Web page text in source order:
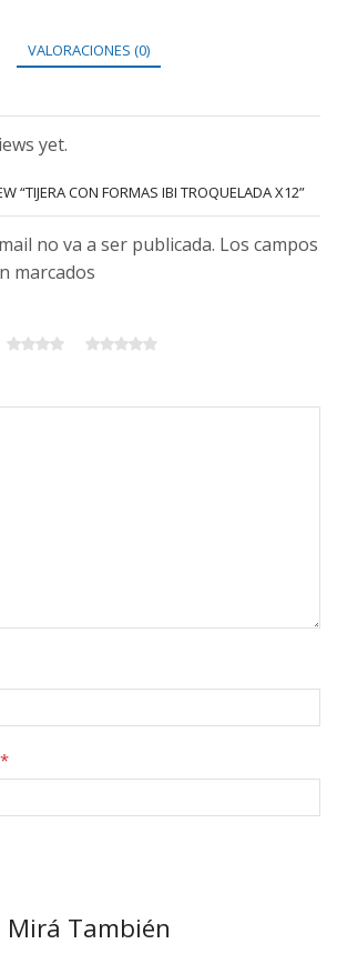
VALORACIONES (0)
yet.
“TIJERA CON FORMAS IBI TROQUELADA X12”
no va a ser publicada. Los campos
marcados
*
Mirá También